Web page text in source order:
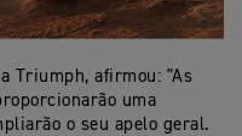
Triumph, afirmou: "As
uma
o seu apelo geral.